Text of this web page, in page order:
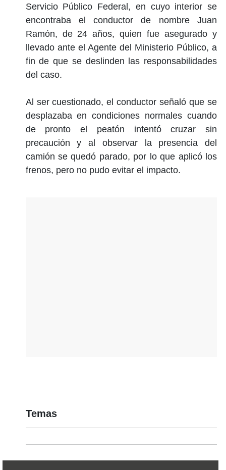
Servicio Público Federal, en cuyo interior se
encontraba el conductor de nombre Juan
Ramón, de 24 años, quien fue asegurado y
llevado ante el Agente del Ministerio Público, a
fin de que se deslinden las responsabilidades
del caso.
Al ser cuestionado, el conductor señaló que se
desplazaba en condiciones normales cuando
de pronto el peatón intentó cruzar sin
precaución y al observar la presencia del
camión se quedó parado, por lo que aplicó los
frenos, pero no pudo evitar el impacto.
Temas